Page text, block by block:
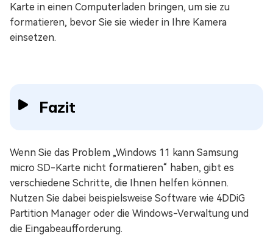
Karte in einen Computerladen bringen, um sie zu
formatieren, bevor Sie sie wieder in Ihre Kamera
einsetzen.
Fazit
Wenn Sie das Problem „Windows 11 kann Samsung
micro SD-Karte nicht formatieren“ haben, gibt es
verschiedene Schritte, die Ihnen helfen können.
Nutzen Sie dabei beispielsweise Software wie 4DDiG
Partition Manager oder die Windows-Verwaltung und
die Eingabeaufforderung.